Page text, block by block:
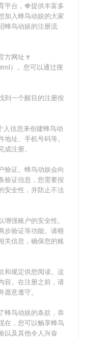
平台，🍓提供丰富多
加入蜂鸟动娱的大家
蜂鸟动娱的注册流
方网址🍷
）。您可以通过搜
到一个醒目的注册按
人信息来创建蜂鸟动
址、手机号码等。
注册。
证。 蜂鸟动娱会向
验证信息，您需要按
安全性，并防止不法
强账户的安全性。
步验证等功能。请根
关信息，确保您的账
和规定供您阅读。这
容。在注册之前，请
意遵守。
蜂鸟动娱的条款，恭
在，您可以畅享蜂鸟
以及其他令人兴奋